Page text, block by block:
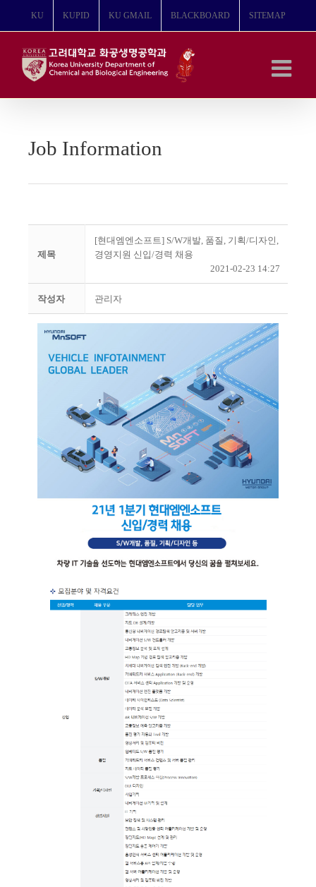
뛰
KU KUPID KU GMAIL BLACKBOARD SITEMAP
Job Information
제목
[현대엠엔소프트] S/W개발, 품질, 기획/디자인,
경영지원 신입/경력 채용
2021-02-23 14:27
작성자 관리자